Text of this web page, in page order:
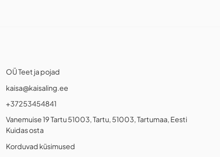
OÜ Teet ja pojad
kaisa@kaisaling.ee
+37253454841
Vanemuise 19 Tartu 51003, Tartu, 51003, Tartumaa, Eesti
Kuidas osta
Korduvad küsimused